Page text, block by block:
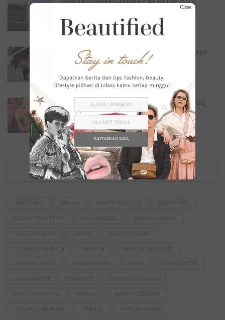
Fashion July 16, 2023
Chanel Haute Couture Fall Winter 2023: Gaya
Effortless...
Lookbook
7 Produk Kecantikan Favorit Artis Hollywood,
Ternyata Sangat...
Beauty Beauty Picks June 22, 2023
TAG
BEAUTIFIED BEAUTY BEAUTY PRODUCT BEAUTY TIPS
BEAUTY TREATMENT BOLD MAKEUP BRAND FASHION
CELEBRITY STYLE CHANEL CHANEL BEAUTY
DESAINER FASHION FASHION FASHION DESIGNER
FASHION SHOW FASHION WEEK FENDI GAYA FASHION
GAYA RAMBUT HAIRSTYLE INSPIRASI FASHION
LUXURY FASHION MAKEUP MAKEUP SELEBRITI
ORGANIC SKINCARE PARFUM PARFUM CHANEL
Close
DAFTARKAN SAYA